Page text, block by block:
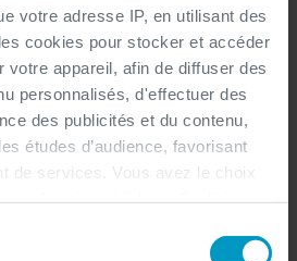
votre adresse IP, en utilisant des
cookies pour stocker et accéder
votre appareil, afin de diffuser des
personnalisés, d'effectuer des
des publicités et du contenu,
études d’audience, favorisant
de services. Vous avez le choix
la Déclaration relative aux
: ensemble, ils façonnent l'avenir de